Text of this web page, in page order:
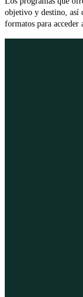
objetivo y destino, así
formatos para acceder